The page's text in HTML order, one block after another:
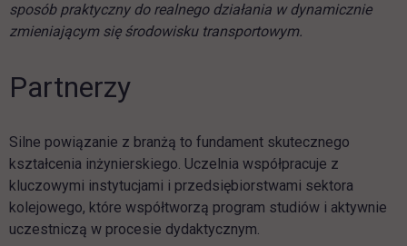
sposób praktyczny do realnego działania w dynamicznie
zmieniającym się środowisku transportowym.
Partnerzy
Silne powiązanie z branżą to fundament skutecznego
kształcenia inżynierskiego. Uczelnia współpracuje z
kluczowymi instytucjami i przedsiębiorstwami sektora
kolejowego, które współtworzą program studiów i aktywnie
uczestniczą w procesie dydaktycznym.